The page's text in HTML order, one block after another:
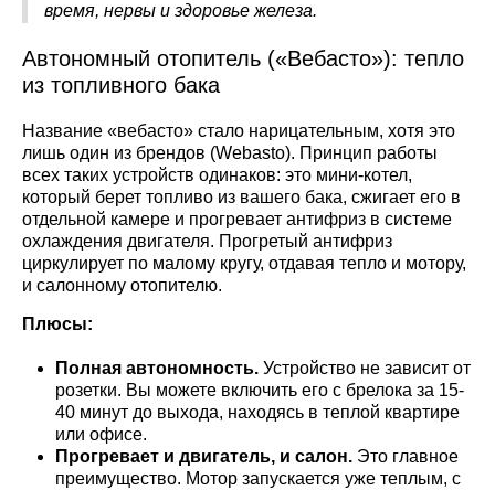
время, нервы и здоровье железа.
Автономный отопитель («Вебасто»): тепло
из топливного бака
Название «вебасто» стало нарицательным, хотя это
лишь один из брендов (Webasto). Принцип работы
всех таких устройств одинаков: это мини-котел,
который берет топливо из вашего бака, сжигает его в
отдельной камере и прогревает антифриз в системе
охлаждения двигателя. Прогретый антифриз
циркулирует по малому кругу, отдавая тепло и мотору,
и салонному отопителю.
Плюсы:
Полная автономность. Устройство не зависит от
розетки. Вы можете включить его с брелока за 15-
40 минут до выхода, находясь в теплой квартире
или офисе.
Прогревает и двигатель, и салон. Это главное
преимущество. Мотор запускается уже теплым, с